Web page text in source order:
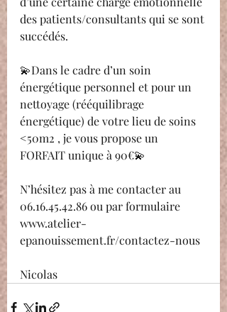
des patients/consultants qui se sont
succédés.
💫Dans le cadre d’un soin
énergétique personnel et pour un
nettoyage (rééquilibrage
énergétique) de votre lieu de soins
<50m2 , je vous propose un
FORFAIT unique à 90€💫
N’hésitez pas à me contacter au
06.16.45.42.86 ou par formulaire
www.atelier-
epanouissement.fr/contactez-nous
Nicolas